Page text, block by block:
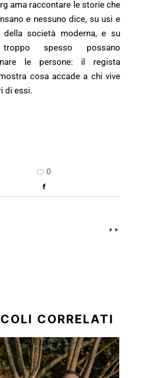
ama raccontare le storie che
e nessuno dice, su usi e
della società moderna, e su
spesso possano
le persone: il regista
cosa accade a chi vive
di essi.
0
>>
CORRELATI